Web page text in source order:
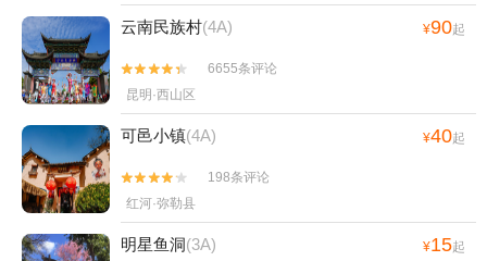
云南民族村(4A) ¥90起


6655条评论
昆明·西山区
可邑小镇(4A) ¥40起


198条评论
红河·弥勒县
明星鱼洞(3A) ¥15起